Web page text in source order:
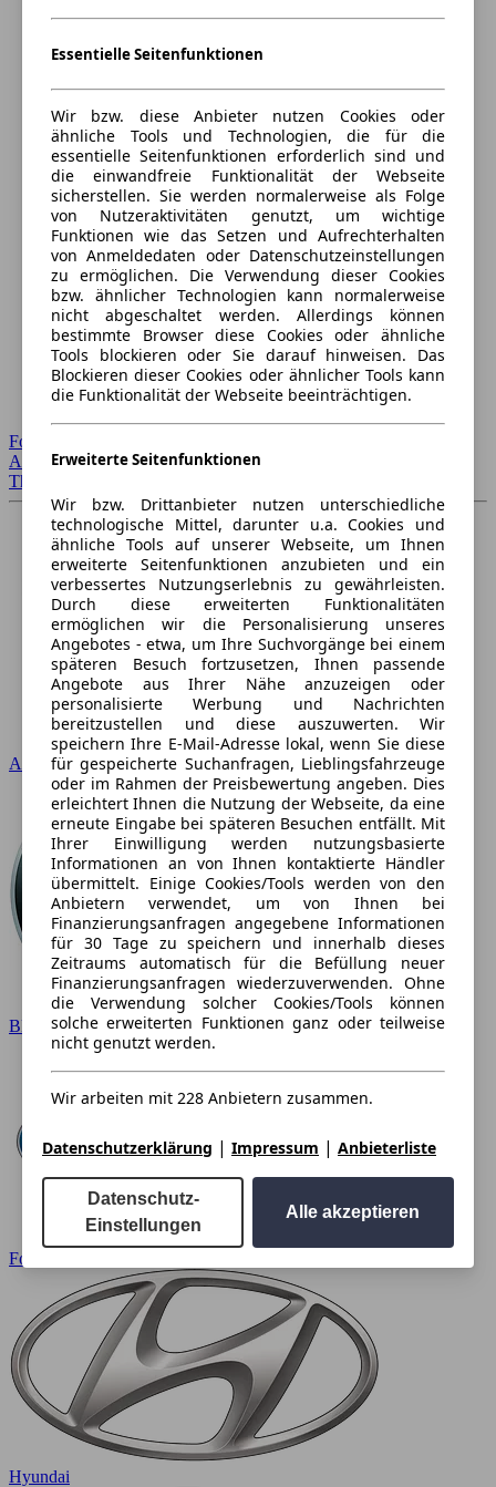
Forum Startseite
Alle Auto-Foren
Themen-Forum
Audi
BMW
Ford
Hyundai
Essentielle Seitenfunktionen
Wir bzw. diese Anbieter nutzen Cookies oder
ähnliche Tools und Technologien, die für die
essentielle Seitenfunktionen erforderlich sind und
die einwandfreie Funktionalität der Webseite
sicherstellen. Sie werden normalerweise als Folge
von Nutzeraktivitäten genutzt, um wichtige
Funktionen wie das Setzen und Aufrechterhalten
von Anmeldedaten oder Datenschutzeinstellungen
zu ermöglichen. Die Verwendung dieser Cookies
bzw. ähnlicher Technologien kann normalerweise
nicht abgeschaltet werden. Allerdings können
bestimmte Browser diese Cookies oder ähnliche
Tools blockieren oder Sie darauf hinweisen. Das
Blockieren dieser Cookies oder ähnlicher Tools kann
die Funktionalität der Webseite beeinträchtigen.
Erweiterte Seitenfunktionen
Wir bzw. Drittanbieter nutzen unterschiedliche
technologische Mittel, darunter u.a. Cookies und
ähnliche Tools auf unserer Webseite, um Ihnen
erweiterte Seitenfunktionen anzubieten und ein
verbessertes Nutzungserlebnis zu gewährleisten.
Durch diese erweiterten Funktionalitäten
ermöglichen wir die Personalisierung unseres
Angebotes - etwa, um Ihre Suchvorgänge bei einem
späteren Besuch fortzusetzen, Ihnen passende
Angebote aus Ihrer Nähe anzuzeigen oder
personalisierte Werbung und Nachrichten
bereitzustellen und diese auszuwerten. Wir
speichern Ihre E-Mail-Adresse lokal, wenn Sie diese
für gespeicherte Suchanfragen, Lieblingsfahrzeuge
oder im Rahmen der Preisbewertung angeben. Dies
erleichtert Ihnen die Nutzung der Webseite, da eine
erneute Eingabe bei späteren Besuchen entfällt. Mit
Ihrer Einwilligung werden nutzungsbasierte
Informationen an von Ihnen kontaktierte Händler
übermittelt. Einige Cookies/Tools werden von den
Anbietern verwendet, um von Ihnen bei
Finanzierungsanfragen angegebene Informationen
für 30 Tage zu speichern und innerhalb dieses
Zeitraums automatisch für die Befüllung neuer
Finanzierungsanfragen wiederzuverwenden. Ohne
die Verwendung solcher Cookies/Tools können
solche erweiterten Funktionen ganz oder teilweise
nicht genutzt werden.
Wir arbeiten mit 228 Anbietern zusammen.
Datenschutzerklärung | Impressum | Anbieterliste
Datenschutz-
Einstellungen
Alle akzeptieren